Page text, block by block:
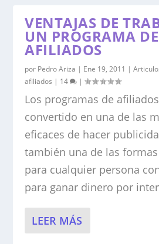
VENTAJAS DE
UN PROGRAMA DE
AFILIADOS
por Pedro Ariza | Ene 19, 2011 |
afiliados | 14 |
Los programas de
convertido en una de las
eficaces de hacer
también una de las
para cualquier persona
para ganar dinero por
LEER MÁS